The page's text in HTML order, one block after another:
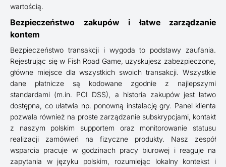
wartością.
Bezpieczeństwo zakupów i łatwe zarządzanie
kontem
Bezpieczeństwo transakcji i wygoda to podstawy zaufania.
Rejestrując się w Fish Road Game, uzyskujesz zabezpieczone,
główne miejsce dla wszystkich swoich transakcji. Wszystkie
dane płatnicze są kodowane zgodnie z najlepszymi
standardami (m.in. PCI DSS), a historia zakupów jest łatwo
dostępna, co ułatwia np. ponowną instalację gry. Panel klienta
pozwala również na proste zarządzanie subskrypcjami, kontakt
z naszym polskim supportem oraz monitorowanie statusu
realizacji zamówień na fizyczne produkty. Nasz zespół
wsparcia pracuje w godzinach pracy biurowej i reaguje na
zapytania w języku polskim, rozumiejąc lokalny kontekst i